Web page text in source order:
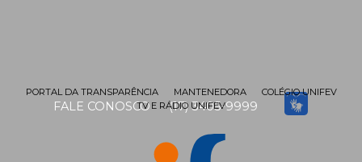
FALE CONOSCO (17) 3405-9999
PORTAL DA TRANSPARÊNCIA MANTENEDORA
COLÉGIO UNIFEV
TV E RÁDIO UNIFEV